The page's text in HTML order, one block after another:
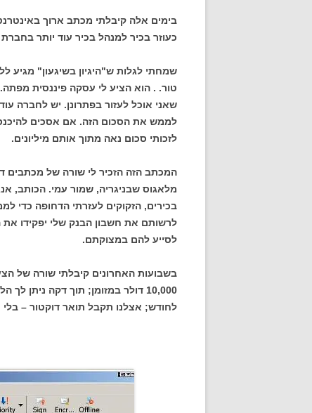
בימים אלה קיבלתי מכתב ארוך
כעוזר בכיר למנהל בכיר עוד יותר
שמחתי לגלות ש"היגיון בשיגעון" מגיע
טור. . הוא הציע לי עסקה פיננסית
לממש את הסכום הזה. אם אסכים
לזכותי סכום נאה מתוך אותם מיליונים.
המכתב הזה הזכיר לי שורה של
מלאגוס שבניגריה, שמור עמי. הכותב,
לרשותם את חשבון הבנק שלי יפקידו
לסייע להם במצוקתם.
בשבועות האחרונים קיבלתי שורה של
לחודש; אצלנו תקבל תואר דוקטור –